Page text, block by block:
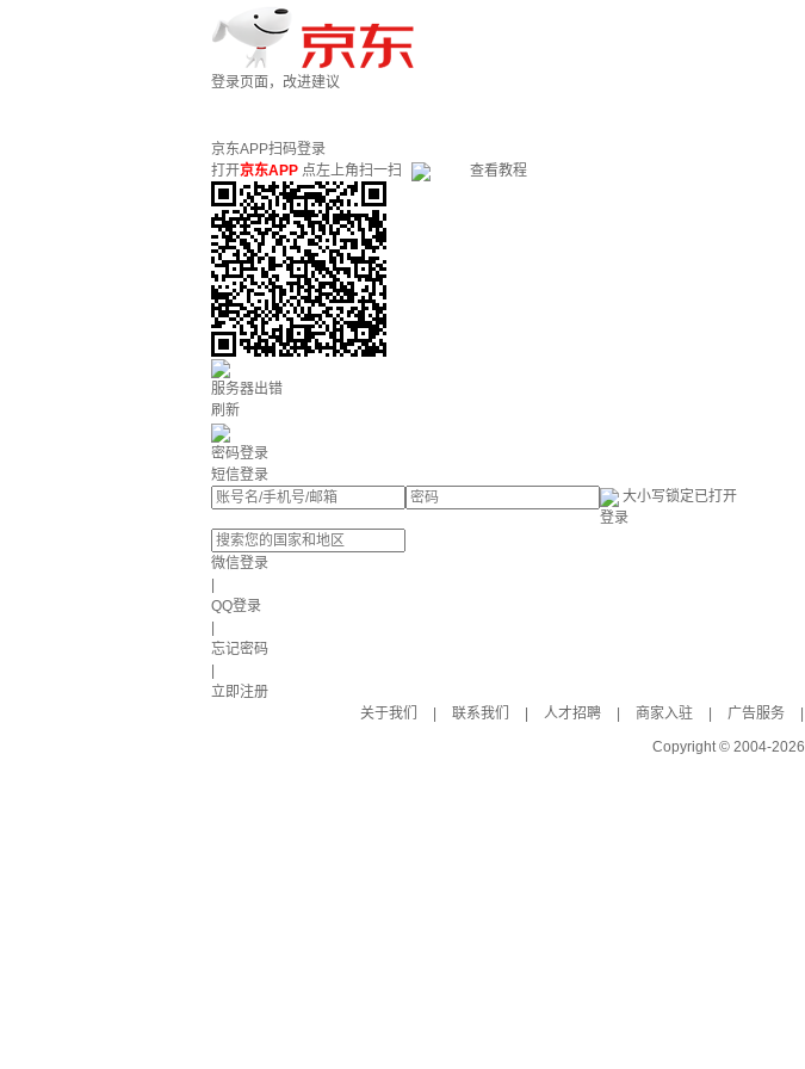
登录页面，改进建议
京东APP扫码登录
打开京东APP 点左上角扫一扫 查看教程
服务器出错
刷新
密码登录
短信登录
大小写锁定已打开
登录
微信登录
QQ登录
忘记密码
立即注册
关于我们
联系我们 人才招聘 商家入驻 广告服务
Copyright © 2004-2026